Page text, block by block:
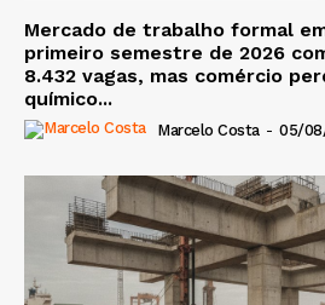
Mercado de trabalho formal
primeiro semestre de 2026
8.432 vagas, mas comércio
químico...
Marcelo Costa - 05/